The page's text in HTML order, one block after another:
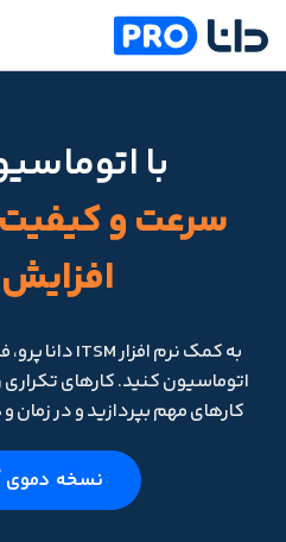
با
اتوماسیون کنید. کارهای تکراری
کارهای مهم بپردازید و در
نسخه دموی